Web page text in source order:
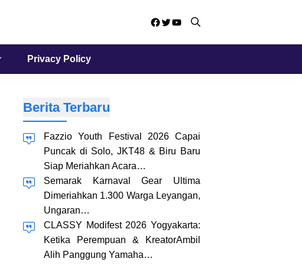
Facebook
Twitter
YouTube
Privacy Policy
Berita Terbaru
Fazzio Youth Festival 2026 Capai
Puncak di Solo, JKT48 & Biru Baru
Siap Meriahkan Acara…
Semarak Karnaval Gear Ultima
Dimeriahkan 1.300 Warga Leyangan,
Ungaran…
CLASSY Modifest 2026 Yogyakarta:
Ketika Perempuan & KreatorAmbil
Alih Panggung Yamaha…